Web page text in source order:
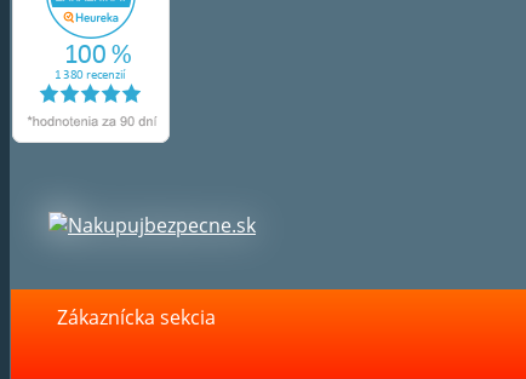
Zákaznícka sekcia